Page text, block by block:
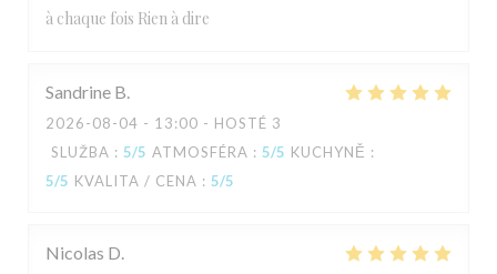
à chaque fois Rien à dire
Sandrine B
2026-08-04 - 13:00 - HOSTÉ 3
SLUŽBA : 5/5 ATMOSFÉRA : 5/5 KUCHYNĚ :
5/5 KVALITA / CENA : 5/5
Nicolas D